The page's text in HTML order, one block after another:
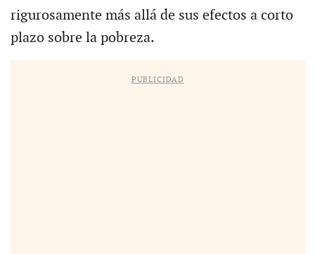
rigurosamente más allá de sus efectos a corto
plazo sobre la pobreza.
PUBLICIDAD